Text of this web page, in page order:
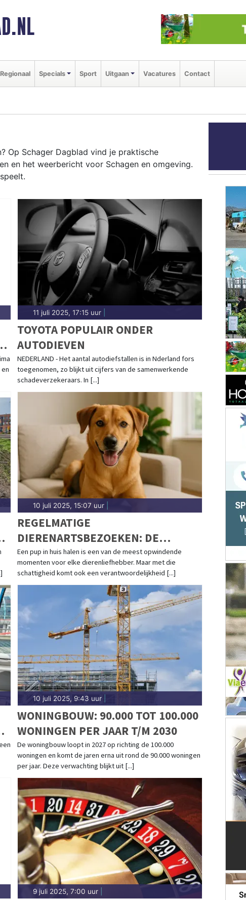
Regionaal Specials Sport Uitgaan Vacatures Contact
Op Schager Dagblad vind je praktische
en het weerbericht voor Schagen en omgeving.
als de Schager Markt en het
rondom Schagen.
11 juli 2025, 17:15 uur|
TOYOTA POPULAIR ONDER
AUTODIEVEN
NEDERLAND - Het aantal autodiefstallen is in Nderland fors
toegenomen, zo blijkt uit cijfers van de samenwerkende
schadeverzekeraars. In [...]
10 juli 2025, 15:07 uur|
REGELMATIGE
DIERENARTSBEZOEKEN: DE
SLEUTEL TOT EEN GEZONDE HOND
Een pup in huis halen is een van de meest opwindende
momenten voor elke dierenliefhebber. Maar met die
schattigheid komt ook een verantwoordelijkheid [...]
10 juli 2025, 9:43 uur|
WONINGBOUW: 90.000 TOT 100.000
WONINGEN PER JAAR T/M 2030
De woningbouw loopt in 2027 op richting de 100.000
woningen en komt de jaren erna uit rond de 90.000 woningen
per jaar. Deze verwachting blijkt uit [...]
9 juli 2025, 7:00 uur|